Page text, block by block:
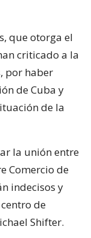
que otorga el
criticado a la
por haber
de Cuba y
de la
la unión entre
Comercio de
indecisos y
de
Shifter.